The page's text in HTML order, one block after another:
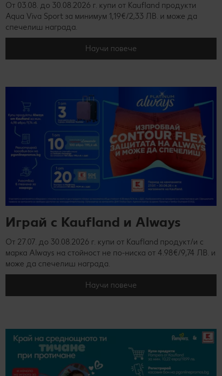
От 03.08. до 30.08.2026 г. купи от Kaufland продукти
Aqua Viva Sport за минимум 1,19€/2,33 ЛВ. и може да
спечелиш награда.
Научи повече
Играй с Kaufland и Always
От 27.07. до 30.08.2026 г. купи от Kaufland продукт/и с
марка Always на стойност не по-ниска от 4.98€/9,74 ЛВ. и
може да спечелиш награда.
Научи повече